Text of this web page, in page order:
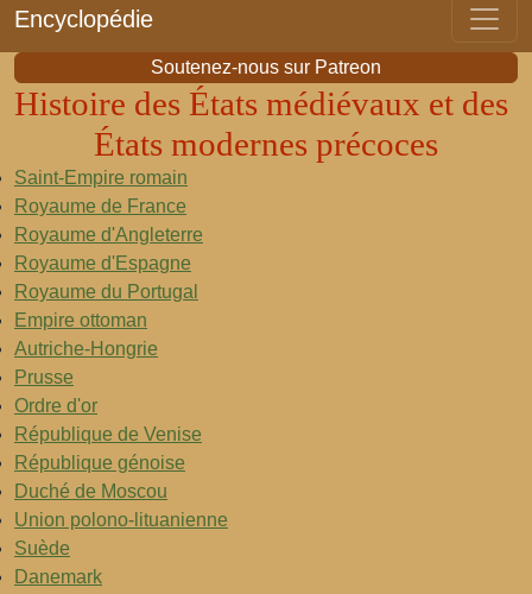
Encyclopédie
Soutenez-nous sur Patreon
Histoire des États médiévaux et des
États modernes précoces
Saint-Empire romain
Royaume de France
Royaume d'Angleterre
Royaume d'Espagne
Royaume du Portugal
Empire ottoman
Autriche-Hongrie
Prusse
Ordre d'or
République de Venise
République génoise
Duché de Moscou
Union polono-lituanienne
Suède
Danemark